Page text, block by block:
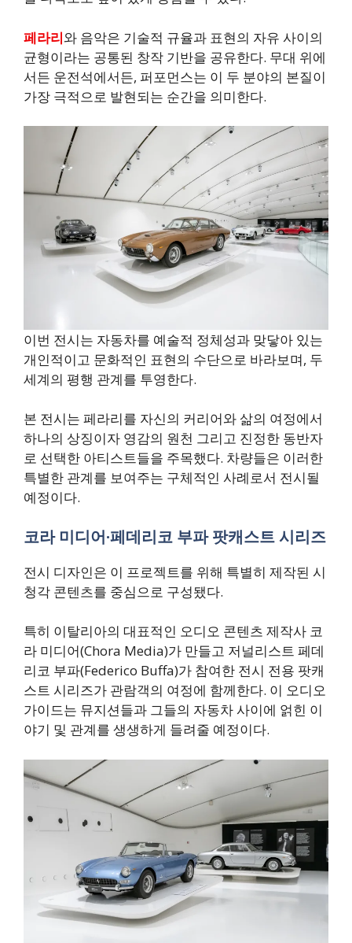
페라리와 음악은 기술적 규율과 표현의 자유 사이의
균형이라는 공통된 창작 기반을 공유한다. 무대 위에
서든 운전석에서든, 퍼포먼스는 이 두 분야의 본질이
가장 극적으로 발현되는 순간을 의미한다.
이번 전시는 자동차를 예술적 정체성과 맞닿아 있는
개인적이고 문화적인 표현의 수단으로 바라보며, 두
세계의 평행 관계를 투영한다.
본 전시는 페라리를 자신의 커리어와 삶의 여정에서
하나의 상징이자 영감의 원천 그리고 진정한 동반자
로 선택한 아티스트들을 주목했다. 차량들은 이러한
특별한 관계를 보여주는 구체적인 사례로서 전시될
예정이다.
코라 미디어·페데리코 부파 팟캐스트 시리즈
전시 디자인은 이 프로젝트를 위해 특별히 제작된 시
청각 콘텐츠를 중심으로 구성됐다.
특히 이탈리아의 대표적인 오디오 콘텐츠 제작사 코
라 미디어(Chora Media)가 만들고 저널리스트 페데
리코 부파(Federico Buffa)가 참여한 전시 전용 팟캐
스트 시리즈가 관람객의 여정에 함께한다. 이 오디오
가이드는 뮤지션들과 그들의 자동차 사이에 얽힌 이
야기 및 관계를 생생하게 들려줄 예정이다.